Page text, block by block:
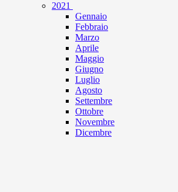
2021
Gennaio
Febbraio
Marzo
Aprile
Maggio
Giugno
Luglio
Agosto
Settembre
Ottobre
Novembre
Dicembre